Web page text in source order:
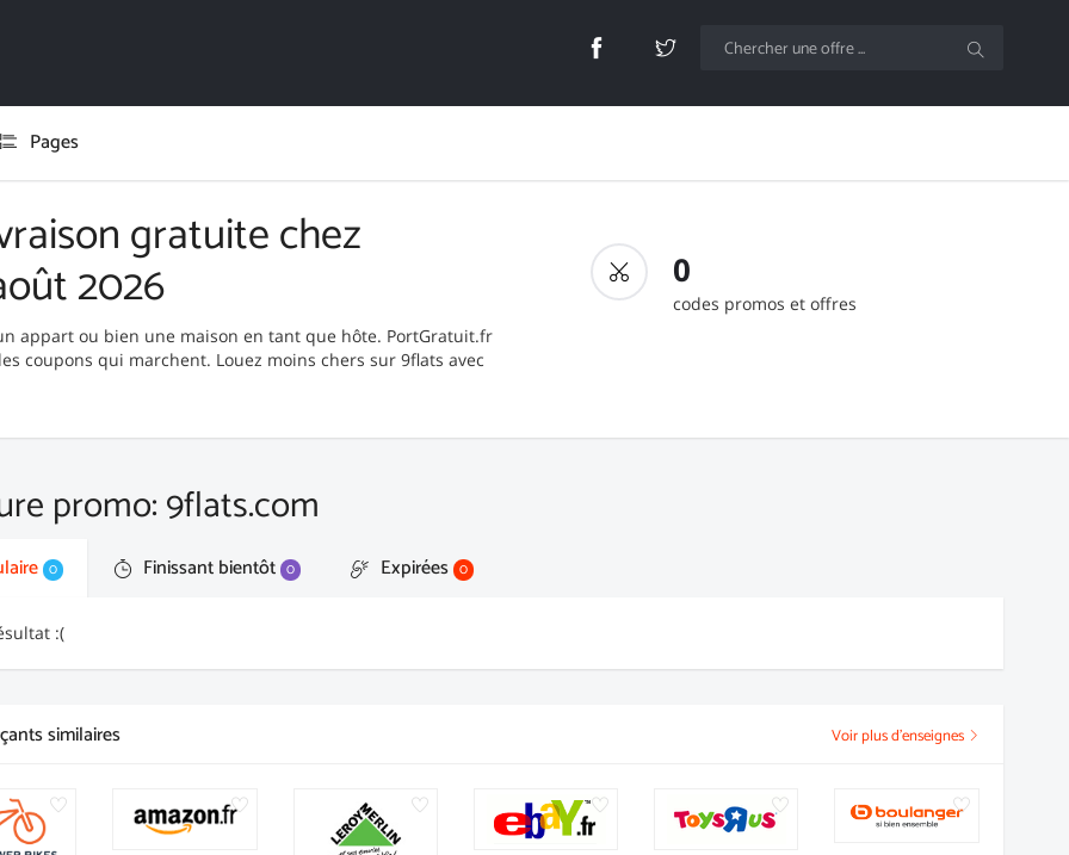
Pages
gratuite chez
2026
appart ou bien une maison en tant que hôte. PortGratuit.fr
coupons qui marchent. Louez moins chers sur 9flats avec
0
codes promos et offres
promo: 9flats.com
0 Finissant bientôt 0 Expirées 0
:(
similaires Voir plus d'enseignes